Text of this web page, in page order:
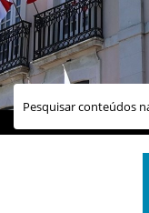
links úteis